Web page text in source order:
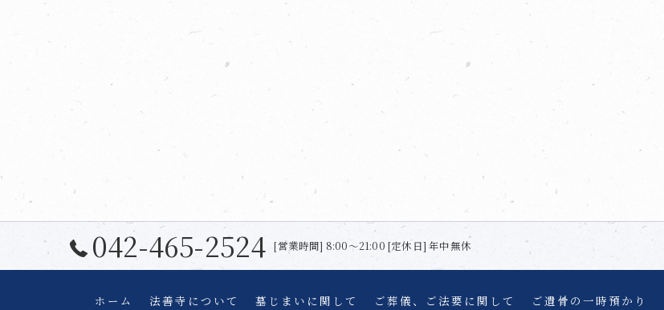
042-465-2524 [営業時間] 8:00〜21:00 [定休日] 年中無休
ホーム 法善寺について 墓じまいに関して ご葬儀、ご法要に関して ご遺骨の一時預かり